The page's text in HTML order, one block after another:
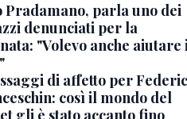
Pradamano, parla uno dei
denunciati per la
"Volevo anche aiutare
di affetto per
così il mondo del
gli è stato accanto fino